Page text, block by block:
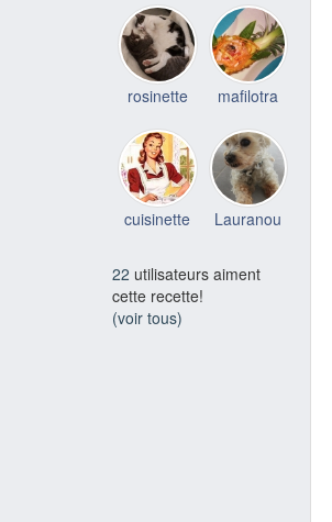
rosinette mafilotra
cuisinette Lauranou
22 utilisateurs aiment
cette recette!
(voir tous)